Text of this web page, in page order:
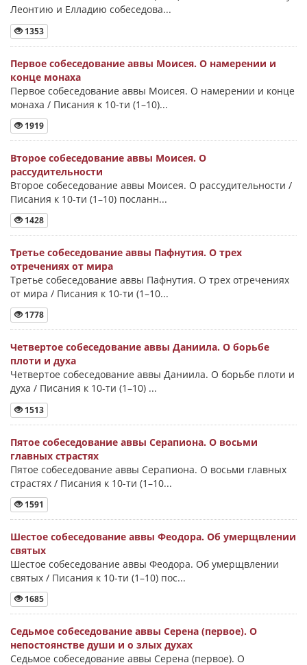
Леонтию и Елладию собеседова...
1353
Первое собеседование аввы Моисея. О намерении и
конце монаха
Первое собеседование аввы Моисея. О намерении и конце
монаха / Писания к 10-ти (1–10)...
1919
Второе собеседование аввы Моисея. О
рассудительности
Второе собеседование аввы Моисея. О рассудительности /
Писания к 10-ти (1–10) посланн...
1428
Третье собеседование аввы Пафнутия. О трех
отречениях от мира
Третье собеседование аввы Пафнутия. О трех отречениях
от мира / Писания к 10-ти (1–10...
1778
Четвертое собеседование аввы Даниила. О борьбе
плоти и духа
Четвертое собеседование аввы Даниила. О борьбе плоти и
духа / Писания к 10-ти (1–10) ...
1513
Пятое собеседование аввы Серапиона. О восьми
главных страстях
Пятое собеседование аввы Серапиона. О восьми главных
страстях / Писания к 10-ти (1–10...
1591
Шестое собеседование аввы Феодора. Об умерщвлении
святых
Шестое собеседование аввы Феодора. Об умерщвлении
святых / Писания к 10-ти (1–10) пос...
1685
Седьмое собеседование аввы Серена (первое). О
непостоянстве души и о злых духах
Седьмое собеседование аввы Серена (первое). О